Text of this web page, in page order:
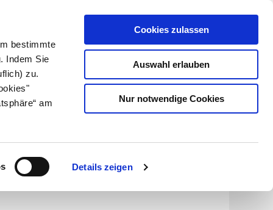
bestimmte
Indem Sie
zu.
am
Details zeigen
Cookies zulassen
Auswahl erlauben
Nur notwendige Cookies
Kundenlogin
Suche
Über uns